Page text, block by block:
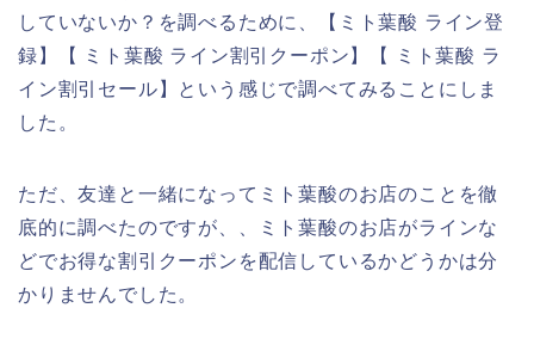
していないか？を調べるために、【ミト葉酸 ライン登
録】【 ミト葉酸 ライン割引クーポン】【 ミト葉酸 ラ
イン割引セール】という感じで調べてみることにしま
した。
ただ、友達と一緒になってミト葉酸のお店のことを徹
底的に調べたのですが、、ミト葉酸のお店がラインな
どでお得な割引クーポンを配信しているかどうかは分
かりませんでした。